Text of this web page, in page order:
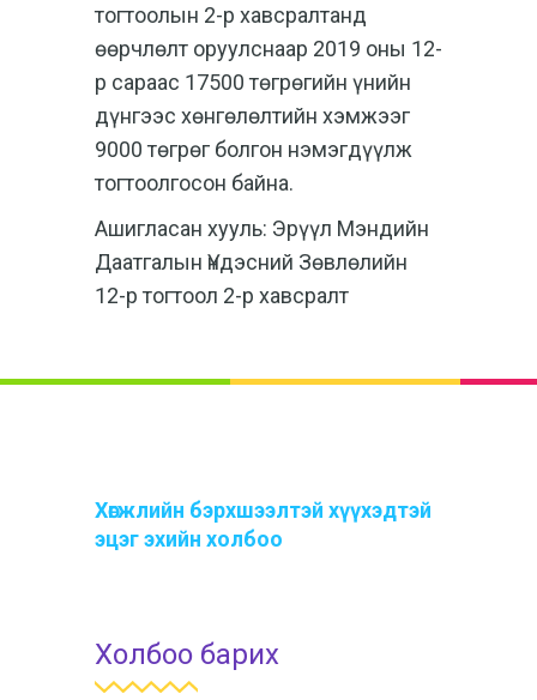
тогтоолын 2-р хавсралтанд
өөрчлөлт оруулснаар 2019 оны 12-
р сараас 17500 төгрөгийн үнийн
дүнгээс хөнгөлөлтийн хэмжээг
9000 төгрөг болгон нэмэгдүүлж
тогтоолгосон байна.
Ашигласан хууль: Эрүүл Мэндийн
Даатгалын Үндэсний Зөвлөлийн
12-р тогтоол 2-р хавсралт
Хөгжлийн бэрхшээлтэй хүүхэдтэй
эцэг эхийн холбоо
Холбоо барих